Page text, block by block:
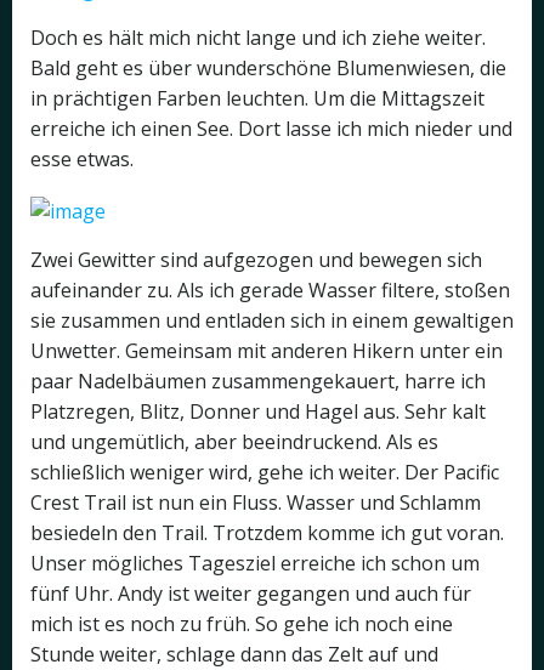
Doch es hält mich nicht lange und ich ziehe weiter.
Bald geht es über wunderschöne Blumenwiesen, die
in prächtigen Farben leuchten. Um die Mittagszeit
erreiche ich einen See. Dort lasse ich mich nieder und
esse etwas.
Zwei Gewitter sind aufgezogen und bewegen sich
aufeinander zu. Als ich gerade Wasser filtere, stoßen
sie zusammen und entladen sich in einem gewaltigen
Unwetter. Gemeinsam mit anderen Hikern unter ein
paar Nadelbäumen zusammengekauert, harre ich
Platzregen, Blitz, Donner und Hagel aus. Sehr kalt
und ungemütlich, aber beeindruckend. Als es
schließlich weniger wird, gehe ich weiter. Der Pacific
Crest Trail ist nun ein Fluss. Wasser und Schlamm
besiedeln den Trail. Trotzdem komme ich gut voran.
Unser mögliches Tagesziel erreiche ich schon um
fünf Uhr. Andy ist weiter gegangen und auch für
mich ist es noch zu früh. So gehe ich noch eine
Stunde weiter, schlage dann das Zelt auf und